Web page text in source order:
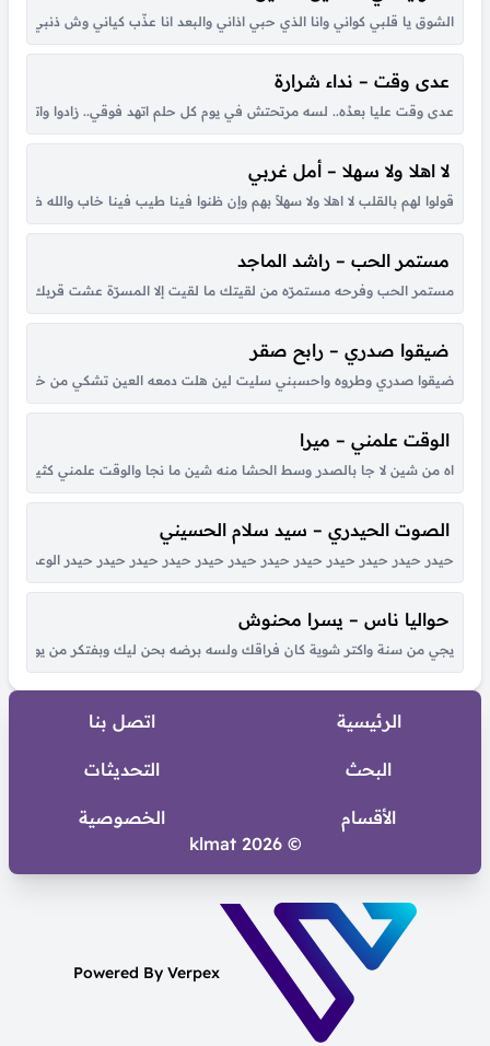
الشوق يا قلبي كواني وانا الذي حبي اذاني والبعد انا عذّب كياني وش ذنبي انا
عدى وقت – نداء شرارة
عدى وقت عليا بعدُه.. لسه مرتحتش في يوم كل حلم اتهد فوقي.. زادوا
لا اهلا ولا سهلا – أمل غربي
قولوا لهم بالقلب لا اهلا ولا سهلاً بهم وإن ظنوا فينا طيب فينا خاب
مستمر الحب – راشد الماجد
مستمر الحب وفرحه مستمرّه من لقيتك ما لقيت إلا المسرّة عشت قربك
ضيقوا صدري – رابح صقر
ضيقوا صدري وطروه واحسبني سليت لين هلت دمعه العين تشكي من خطاه لي
الوقت علمني – ميرا
اه من شين لا جا بالصدر وسط الحشا منه شين ما نجا والوقت علمني كثير
الصوت الحيدري – سيد سلام الحسيني
حيدر حيدر حيدر حيدر حيدر حيدر حيدر حيدر حيدر حيدر حيدر حيدر الوعد
حواليا ناس – يسرا محنوش
يجي من سنة واكتر شوية كان فراقك ولسه برضه بحن ليك وبفتكر من يوم
الرئيسية اتصل بنا
البحث التحديثات
الأقسام
الخصوصية
© 2026 klmat
Powered By Verpex